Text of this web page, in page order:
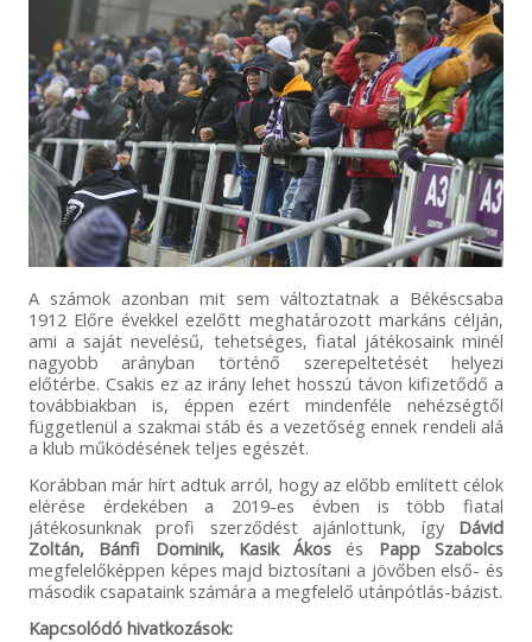
05. 2015.02.21. 16
Zalaegerszegi TE
FC - Békéscsabai
1912 Előre SE
1846
06. 2014.09.20. 6
Vasas FC -
Békéscsabai 1912
Előre SE
1800
07. 2014.08.23. 2
Zalaegerszegi TE
FC - Szolnoki MÁV-
Stadler Rail FC
1703
08. 2014.08.16.
Vasas FC - Gyirmót
FC Győr
1500
2014.10.04. 8
Vasas FC -
Szigetszentmiklósi
TK-Erima
1500
. 2014.10.18. 10
Vasas FC -
Soroksár SC
1500
. 2015.03.21. 20
Gyirmót FC Győr -
Békéscsabai 1912
Előre SE
1500
. 2015.03.21. 20
Mezőkövesd
Zsóry FC -
1500
A számok azonban mit sem változtatnak a Békéscsaba
1912 Előre évekkel ezelőtt meghatározott markáns célján,
ami a saját nevelésű, tehetséges, fiatal játékosaink minél
nagyobb arányban történő szerepeltetését helyezi
előtérbe. Csakis ez az irány lehet hosszú távon kifizetődő a
továbbiakban is, éppen ezért mindenféle nehézségtől
függetlenül a szakmai stáb és a vezetőség ennek rendeli alá
a klub működésének teljes egészét.
Korábban már hírt adtuk arról, hogy az előbb említett célok
elérése érdekében a 2019-es évben is több fiatal
játékosunknak profi szerződést ajánlottunk, így Dávid
Zoltán, Bánfi Dominik, Kasik Ákos és Papp Szabolcs
megfelelőképpen képes majd biztosítani a jövőben első- és
második csapataink számára a megfelelő utánpótlás-bázist.
Kapcsolódó hivatkozások: